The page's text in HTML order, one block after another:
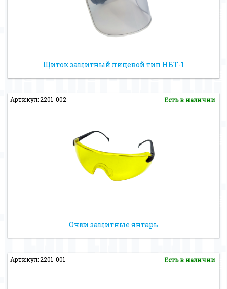
Щиток защитный лицевой тип НБТ-1
Артикул: 2201-002 Есть в наличии
Очки защитные янтарь
Артикул: 2201-001 Есть в наличии